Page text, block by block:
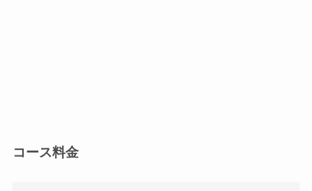
コース料金